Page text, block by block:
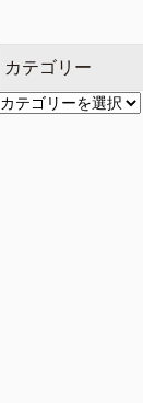
カテゴリー
カ